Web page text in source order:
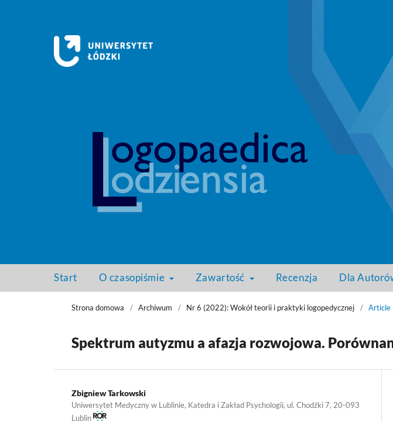
Start O czasopiśmie Zawartość Recenzja Dla
Strona domowa / Archiwum / Nr 6 (2022): Wokół teorii i praktyki logopedycznej / Article
Spektrum autyzmu a afazja rozwojowa.
Zbigniew Tarkowski
Uniwersytet Medyczny w Lublinie, Katedra i Zakład Psychologii, ul. Chodźki 7, 20-093
Lublin